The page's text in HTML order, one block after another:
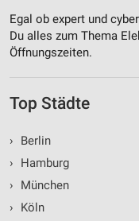
Egal ob expert und
Du alles zum Thema
Öffnungszeiten.
Top Städte
›
Berlin
›
Hamburg
›
München
›
Köln